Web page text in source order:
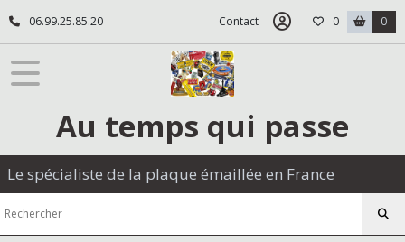
06.99.25.85.20 Contact 0 0
Au temps qui passe
Le spécialiste de la plaque émaillée en France